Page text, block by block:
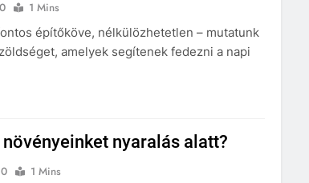
0
1 Mins
építőköve, nélkülözhetetlen – mutatunk
amelyek segítenek fedezni a napi
nyaralás alatt?
0
1 Mins